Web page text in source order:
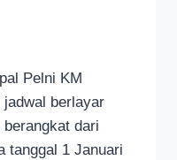
Pelni KM
jadwal berlayar
berangkat dari
tanggal 1 Januari